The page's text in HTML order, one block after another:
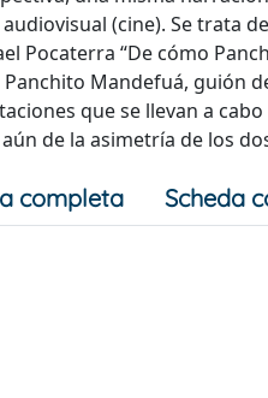
(cine). Se trata
Pocaterra “De cómo
Mandefuá, guión
que se llevan a
de la asimetría de los
completa Scheda